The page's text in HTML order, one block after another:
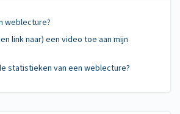
weblecture?
link naar) een video toe aan mijn
statistieken van een weblecture?